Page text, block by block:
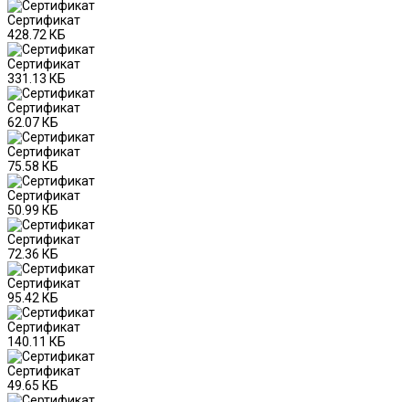
Сертификат
428.72 КБ
Сертификат
331.13 КБ
Сертификат
62.07 КБ
Сертификат
75.58 КБ
Сертификат
50.99 КБ
Сертификат
72.36 КБ
Сертификат
95.42 КБ
Сертификат
140.11 КБ
Сертификат
49.65 КБ